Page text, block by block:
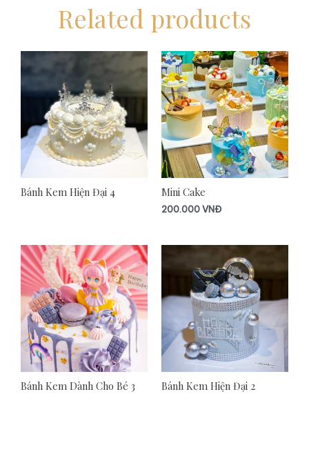
Related products
Bánh Kem Hiện Đại 4 Mini Cake
200.000VNĐ
Bánh Kem Dành Cho Bé 3 Bánh Kem Hiện Đại 2